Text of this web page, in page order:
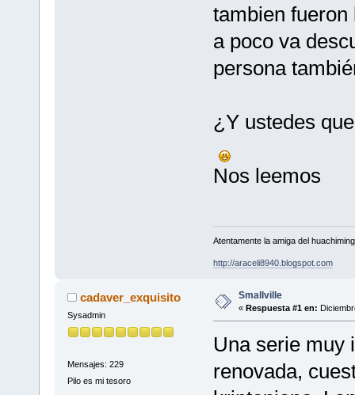
tambien
a poco va
persona
¿Y ustedes
Nos leemos
Atentamente la amiga del
http://araceli8940.blogspot.com
cadaver_exquisito
Sysadmin
Mensajes: 229
Pilo es mi tesoro
Smallville
« Respuesta #1 en:
Una serie muy
renovada,